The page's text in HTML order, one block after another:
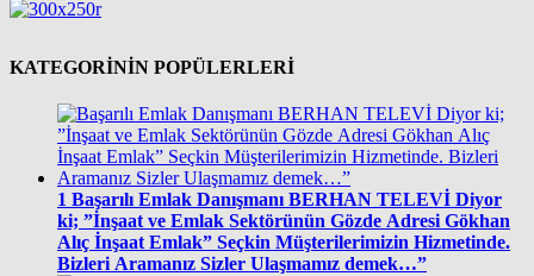
KATEGORİNİN POPÜLERLERİ
1 Başarılı Emlak Danışmanı BERHAN TELEVİ Diyor
ki; ”İnşaat ve Emlak Sektörünün Gözde Adresi Gökhan
Alıç İnşaat Emlak” Seçkin Müşterilerimizin Hizmetinde.
Bizleri Aramanız Sizler Ulaşmamız demek…”